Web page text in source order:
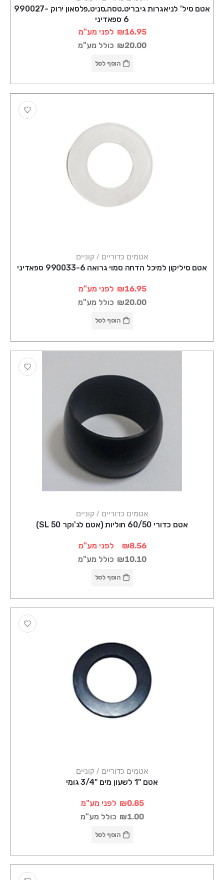
אטם סיל' לניאגרות גיבריט,טסה,סניט,פלסאון ירוק 990027-
6 ספאדיני
₪16.95 לפני מע"מ
₪20.00 כולל מע"מ
הוסף לסל
אטמים כדוריים / קוניים
אטם סיליקון למיכל הדחה סמוי גרואה 990033-6 ספאדיני
₪16.95 לפני מע"מ
₪20.00 כולל מע"מ
הוסף לסל
אטמים כדוריים / קוניים
אטם כדורי 60/50 חוליות (אטם לג'וקר 50 SL)
₪8.56
לפני מע"מ
₪10.10 כולל מע"מ
הוסף לסל
אטמים כדוריים / קוניים
אטם "1 לשעון מים "3/4 גומי
₪0.85 לפני מע"מ
₪1.00 כולל מע"מ
הוסף לסל